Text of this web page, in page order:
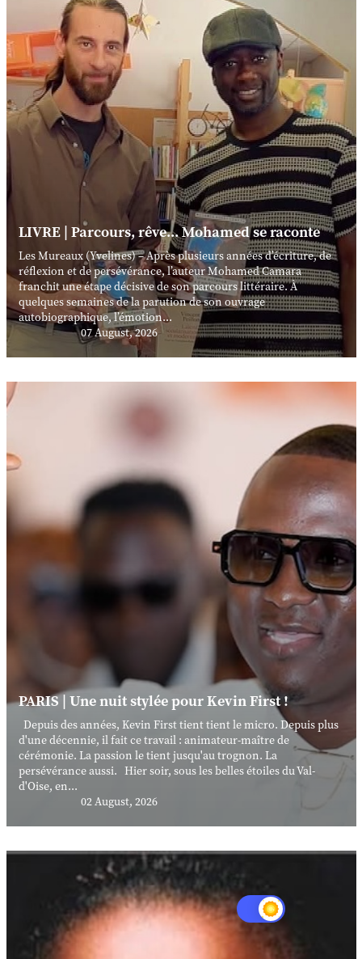
LIVRE | Parcours, rêve... Mohamed se raconte
Les Mureaux (Yvelines) – Après plusieurs années d’écriture, de
réflexion et de persévérance, l’auteur Mohamed Camara
franchit une étape décisive de son parcours littéraire. À
quelques semaines de la parution de son ouvrage
autobiographique, l’émotion...
07 August, 2026
PARIS | Une nuit stylée pour Kevin First !
Depuis des années, Kevin First tient tient le micro. Depuis plus
d'une décennie, il fait ce travail : animateur-maître de
cérémonie. La passion le tient jusqu'au trognon. La
persévérance aussi. Hier soir, sous les belles étoiles du Val-
d'Oise, en...
02 August, 2026